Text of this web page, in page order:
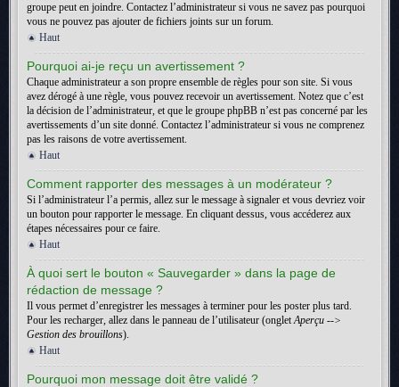
groupe peut en joindre. Contactez l’administrateur si vous ne savez pas pourquoi
vous ne pouvez pas ajouter de fichiers joints sur un forum.
Haut
Pourquoi ai-je reçu un avertissement ?
Chaque administrateur a son propre ensemble de règles pour son site. Si vous
avez dérogé à une règle, vous pouvez recevoir un avertissement. Notez que c’est
la décision de l’administrateur, et que le groupe phpBB n’est pas concerné par les
avertissements d’un site donné. Contactez l’administrateur si vous ne comprenez
pas les raisons de votre avertissement.
Haut
Comment rapporter des messages à un modérateur ?
Si l’administrateur l’a permis, allez sur le message à signaler et vous devriez voir
un bouton pour rapporter le message. En cliquant dessus, vous accéderez aux
étapes nécessaires pour ce faire.
Haut
À quoi sert le bouton « Sauvegarder » dans la page de
rédaction de message ?
Il vous permet d’enregistrer les messages à terminer pour les poster plus tard.
Pour les recharger, allez dans le panneau de l’utilisateur (ongletAperçu -->
Gestion des brouillons).
Haut
Pourquoi mon message doit être validé ?